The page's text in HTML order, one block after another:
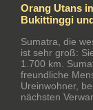
Orang Utans
Bukittinggi
Sumatra, die
ist sehr groß:
1.700 km.
freundliche
Ureinwohner,
nächsten